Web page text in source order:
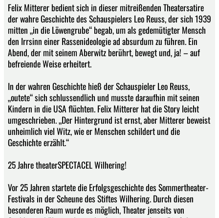
Felix Mitterer bedient sich in dieser mitreißenden Theatersatire
der wahre Geschichte des Schauspielers Leo Reuss, der sich 1939
mitten „in die Löwengrube“ begab, um als gedemütigter Mensch
den Irrsinn einer Rassenideologie ad absurdum zu führen. Ein
Abend, der mit seinem Aberwitz berührt, bewegt und, ja! – auf
befreiende Weise erheitert.
In der wahren Geschichte hieß der Schauspieler Leo Reuss,
„outete“ sich schlussendlich und musste daraufhin mit seinen
Kindern in die USA flüchten. Felix Mitterer hat die Story leicht
umgeschrieben. „Der Hintergrund ist ernst, aber Mitterer beweist
unheimlich viel Witz, wie er Menschen schildert und die
Geschichte erzählt.“
25 Jahre theaterSPECTACEL Wilhering!
Vor 25 Jahren startete die Erfolgsgeschichte des Sommertheater-
Festivals in der Scheune des Stiftes Wilhering. Durch diesen
besonderen Raum wurde es möglich, Theater jenseits von